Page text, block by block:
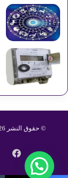
© حقوق النشر 2026، جميع الحقوق محفوظة |